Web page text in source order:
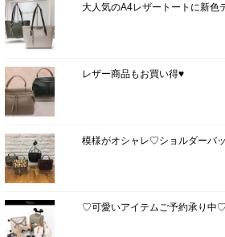
大人気のA4レザートートに新色
レザー商品もお買い得♥
模様がオシャレ♡ショルダーバ
♡可愛いアイテムご予約承り中♡